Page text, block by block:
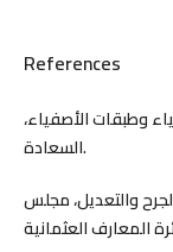
References
(1974)، حلية الأولياء وطبقات الأصفياء،
السعادة.
عبد الرحمن بن محمد. (1952). الجرح والتعديل، مجلس